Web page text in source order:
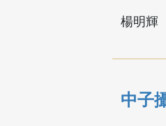
楊明輝
中子